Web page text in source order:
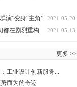
2021-05-20
演”变身“主角”
2021-05-13
都在剧烈重构
更多 >>
工业设计创新服务...
而为的奇迹